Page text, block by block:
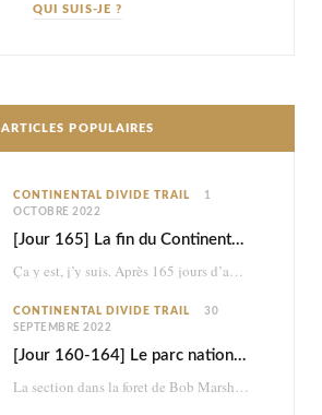
QUI SUIS-JE ?
ARTICLES POPULAIRES
CONTINENTAL DIVIDE TRAIL
1
OCTOBRE 2022
[Jour 165] La fin du Continental Divide Trail
Ça y est, j’y suis. Après 165 jours d’aventure et 2870km à pied, je touche…
CONTINENTAL DIVIDE TRAIL
30
SEPTEMBRE 2022
[Jour 160-164] Le parc national des Glaciers
La section dans la foret de Bob Marshall était très belle, mais ce n’était à…